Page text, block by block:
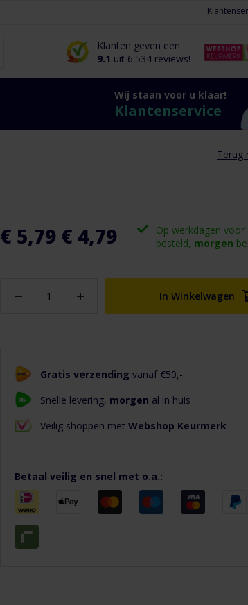
Klanten geven een
9.1 uit 6.534 reviews!
Wij staan voor u klaar!
Klantenservice
Terug
€ 5,79 € 4,79
Op werkdagen voor
besteld, morgen
In Winkelwagen
Gratis verzending vanaf €50,-
Snelle levering, morgen al in huis
Veilig shoppen metWebshop Keurmerk
Betaal veilig en snel met o.a.: